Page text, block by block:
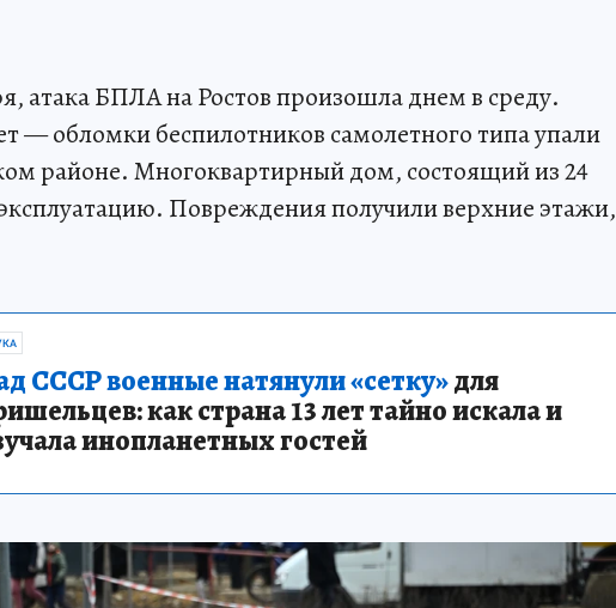
атака БПЛА на Ростов произошла днем в среду.
— обломки беспилотников самолетного типа упали
районе. Многоквартирный дом, состоящий из 24
Повреждения получили верхние этажи,
СССР военные натянули «сетку»для
как страна 13 лет тайно искала и
инопланетных гостей